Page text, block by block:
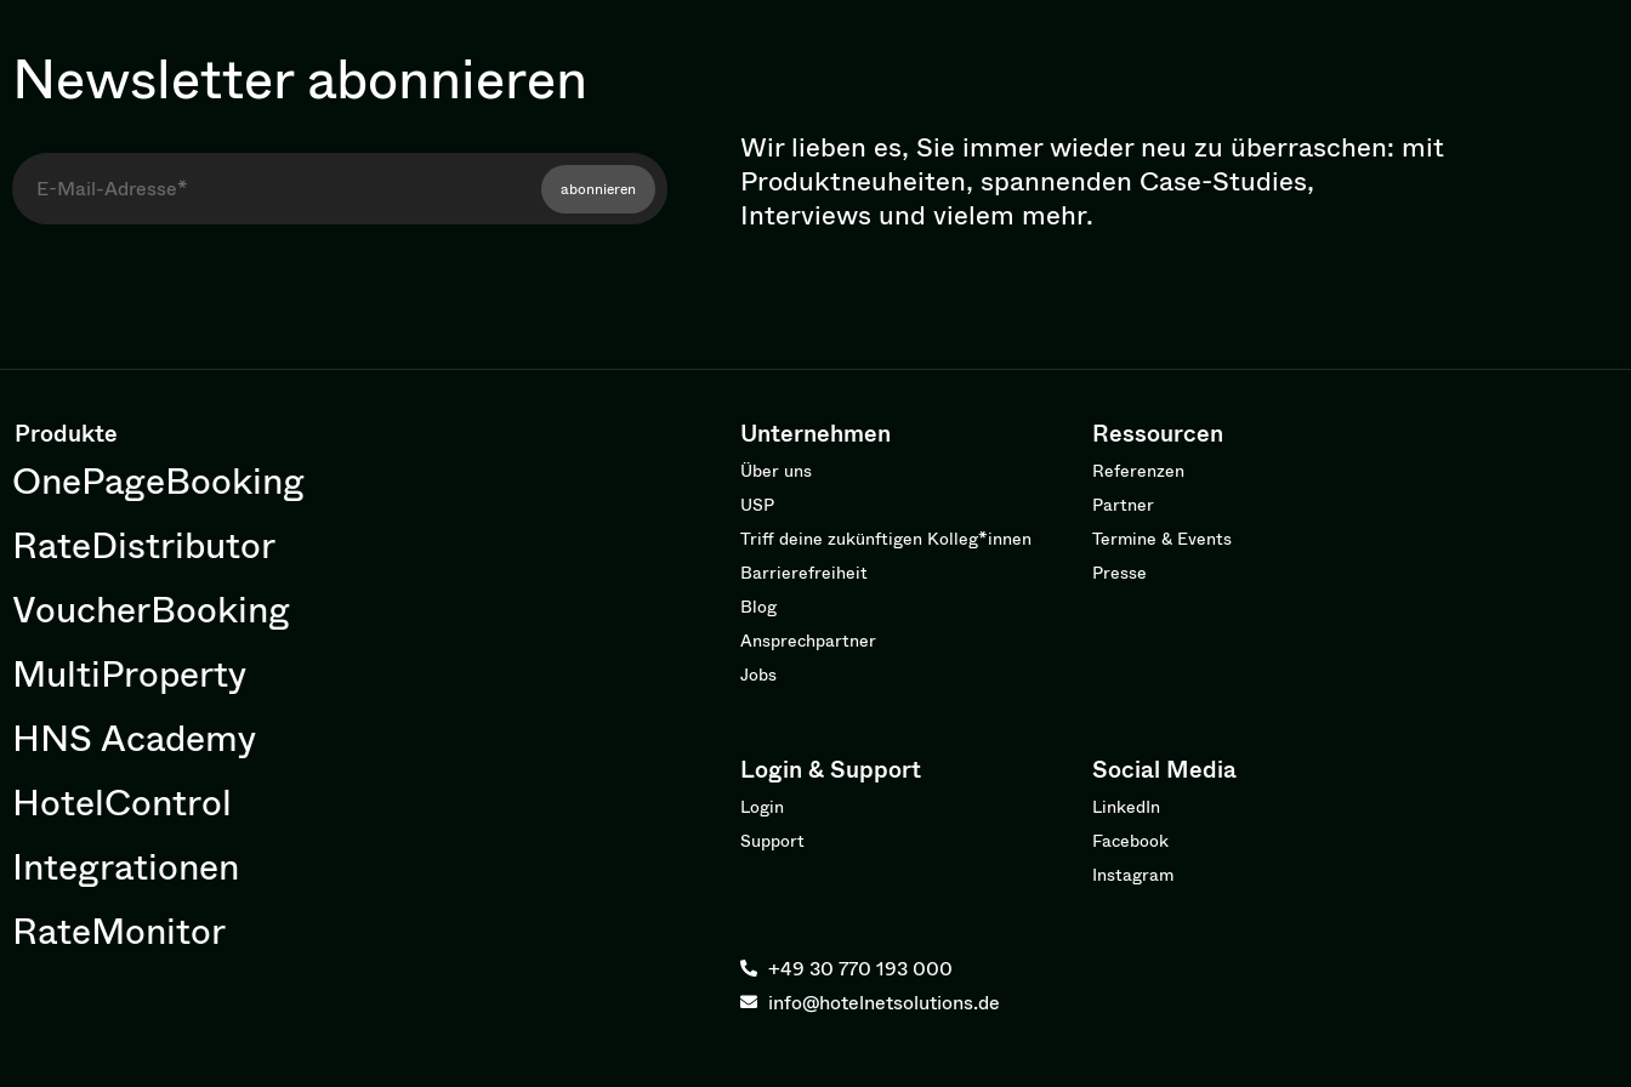
Newsletter abonnieren
abonnieren
Wir lieben es, Sie immer wieder neu zu überraschen: mit
Pro­dukt­neu­hei­ten, spannenden Case-Studies,
Interviews und vielem mehr.
Produkte
OnePageBooking
RateDistributor
VoucherBooking
MultiProperty
HNS Academy
HotelControl
Integrationen
RateMonitor
Unternehmen
Über uns
USP
Triff deine zukünftigen Kolleg*innen
Barrierefreiheit
Blog
Ansprechpartner
Jobs
Ressourcen
Referenzen
Partner
Termine & Events
Presse
Login & Support
Login
Support
Social Media
LinkedIn
Facebook
Instagram
+49 30 770 193 000
info@hotelnetsolutions.de